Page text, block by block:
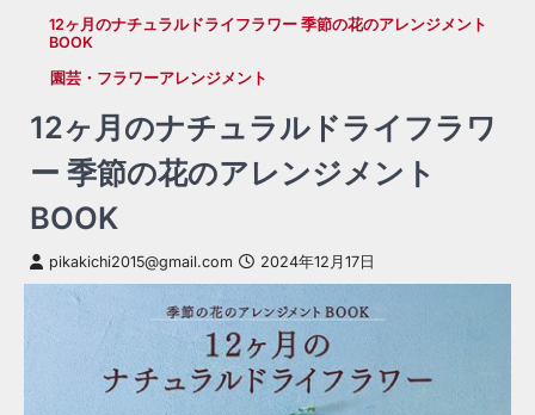
12ヶ月のナチュラルドライフラワー 季節の花のアレンジメント
BOOK
園芸・フラワーアレンジメント
12ヶ月のナチュラルドライフラワ
ー 季節の花のアレンジメント
BOOK
pikakichi2015@gmail.com 2024年12月17日